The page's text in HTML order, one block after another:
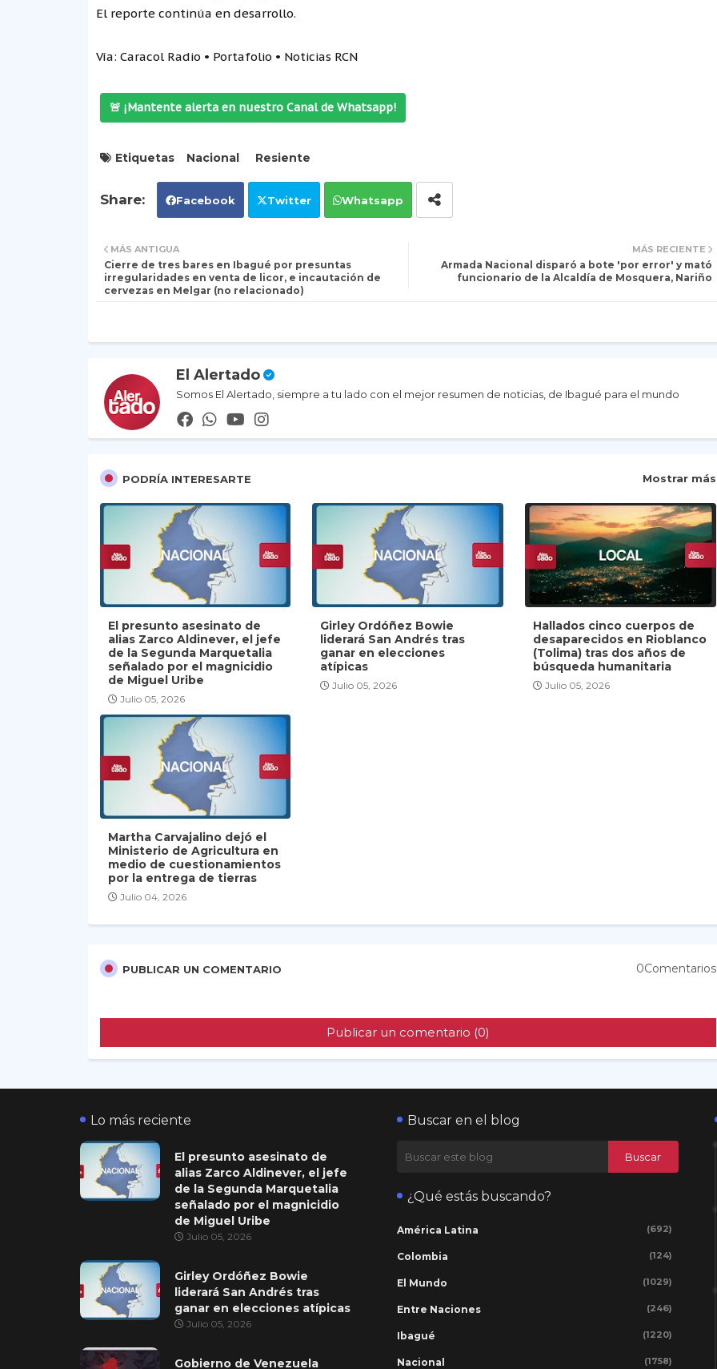
El reporte continúa en desarrollo.
Vía: Caracol Radio • Portafolio • Noticias RCN
🚨 ¡Mantente alerta en nuestro Canal de Whatsapp!
Etiquetas Nacional Resiente
Facebook Twitter Whatsapp
MÁS RECIENTE
Armada Nacional disparó a bote 'por error' y mató
funcionario de la Alcaldía de Mosquera, Nariño
MÁS ANTIGUA
Cierre de tres bares en Ibagué por presuntas
irregularidades en venta de licor, e incautación de
cervezas en Melgar (no relacionado)
El Alertado
Somos El Alertado, siempre a tu lado con el mejor resumen de noticias, de Ibagué para el mundo
PODRÍA INTERESARTE Mostrar más
El presunto asesinato de
alias Zarco Aldinever, el jefe
de la Segunda Marquetalia
señalado por el magnicidio
de Miguel Uribe
Julio 05, 2026
Girley Ordóñez Bowie
liderará San Andrés tras
ganar en elecciones
atípicas
Julio 05, 2026
Hallados cinco cuerpos de
desaparecidos en Rioblanco
(Tolima) tras dos años de
búsqueda humanitaria
Julio 05, 2026
Martha Carvajalino dejó el
Ministerio de Agricultura en
medio de cuestionamientos
por la entrega de tierras
Julio 04, 2026
PUBLICAR UN COMENTARIO 0Comentarios
Publicar un comentario (0)
Lo más reciente
El presunto asesinato de
alias Zarco Aldinever, el jefe
de la Segunda Marquetalia
señalado por el magnicidio
de Miguel Uribe
Julio 05, 2026
Girley Ordóñez Bowie
liderará San Andrés tras
ganar en elecciones atípicas
Julio 05, 2026
Gobierno de Venezuela
Buscar en el blog
¿Qué estás buscando?
América Latina (692)
Colombia (124)
El Mundo (1029)
Entre Naciones (246)
Ibagué (1220)
Nacional (1758)